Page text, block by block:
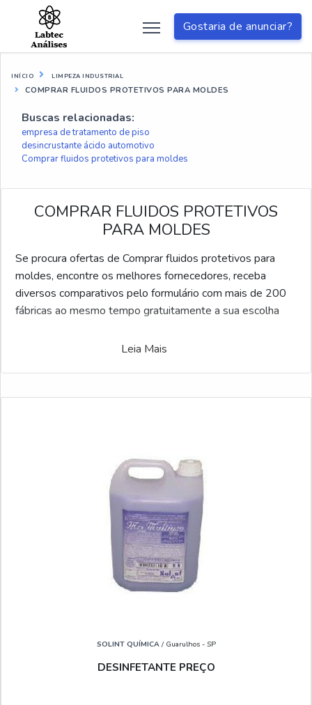
Gostaria de anunciar?
INÍCIO LIMPEZA INDUSTRIAL
COMPRAR FLUIDOS PROTETIVOS PARA MOLDES
Buscas relacionadas:
empresa de tratamento de piso
desincrustante ácido automotivo
Comprar fluidos protetivos para moldes
COMPRAR FLUIDOS PROTETIVOS
PARA MOLDES
Se procura ofertas de Comprar fluidos protetivos para
moldes, encontre os melhores fornecedores, receba
diversos comparativos pelo formulário com mais de 200
fábricas ao mesmo tempo gratuitamente a sua escolha
Leia Mais
SOLINT QUÍMICA/ Guarulhos - SP
DESINFETANTE PREÇO